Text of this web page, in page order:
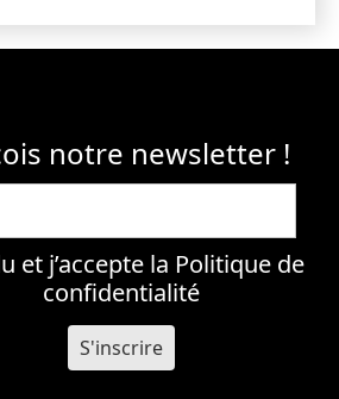
notre newsletter !
et j’accepte la Politique de
confidentialité